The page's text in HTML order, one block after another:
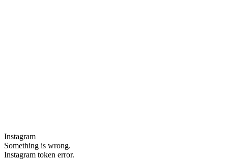
Instagram
Something is wrong.
Instagram token error.